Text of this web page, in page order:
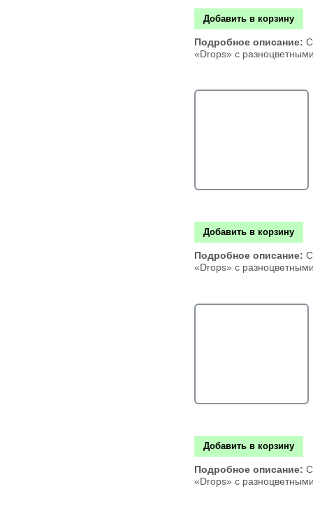
Добавить в корзину
Подробное описание:
«Drops» с
Добавить в корзину
Подробное описание:
«Drops» с
Добавить в корзину
Подробное описание:
«Drops» с